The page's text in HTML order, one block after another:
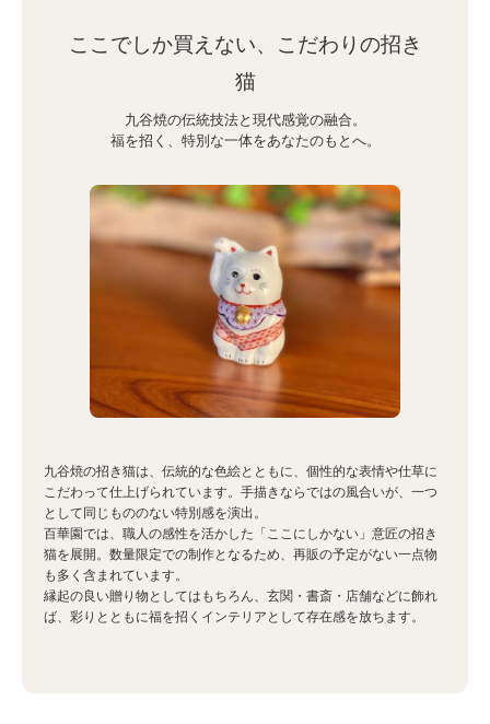
ここでしか買えない、こだわりの招き
猫
九谷焼の伝統技法と現代感覚の融合。
福を招く、特別な一体をあなたのもとへ。
九谷焼の招き猫は、伝統的な色絵とともに、個性的な表情や仕草に
こだわって仕上げられています。手描きならではの風合いが、一つ
として同じもののない特別感を演出。
百華園では、職人の感性を活かした「ここにしかない」意匠の招き
猫を展開。数量限定での制作となるため、再販の予定がない一点物
も多く含まれています。
縁起の良い贈り物としてはもちろん、玄関・書斎・店舗などに飾れ
ば、彩りとともに福を招くインテリアとして存在感を放ちます。